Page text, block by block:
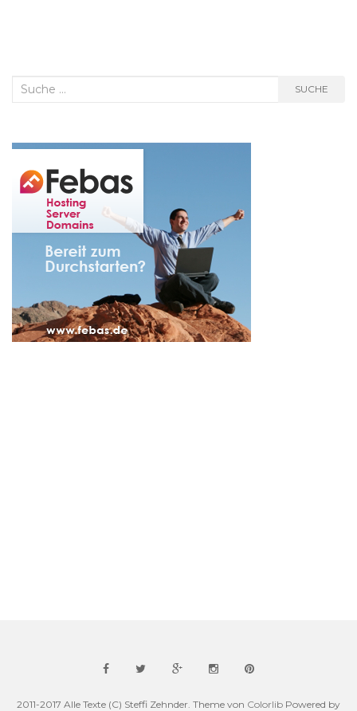
Suche
SUCHE
2011-2017 Alle Texte (C) Steffi Zehnder. Theme von Colorlib Powered by